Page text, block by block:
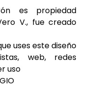
es propiedad
V., fue creado
uses este diseño
web, redes
uso